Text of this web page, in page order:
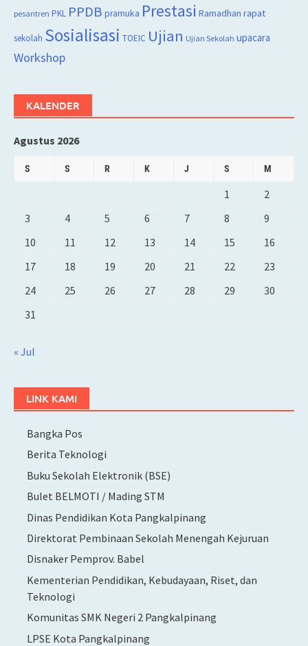
pesantren PKL PPDB pramuka Prestasi Ramadhan rapat
sekolah Sosialisasi TOEIC Ujian Ujian Sekolah upacara
Workshop
KALENDER
Agustus 2026
S S R K J S M
1
2
3
4 5 6 7 8
9
10
11 12 13 14 15
16
17
18 19 20 21 22
23
24
25 26 27 28 29
30
31
« Jul
LINK KAMI
Bangka Pos
Berita Teknologi
Buku Sekolah Elektronik (BSE)
Bulet BELMOTI / Mading STM
Dinas Pendidikan Kota Pangkalpinang
Direktorat Pembinaan Sekolah Menengah Kejuruan
Disnaker Pemprov. Babel
Kementerian Pendidikan, Kebudayaan, Riset, dan
Teknologi
Komunitas SMK Negeri 2 Pangkalpinang
LPSE Kota Pangkalpinang